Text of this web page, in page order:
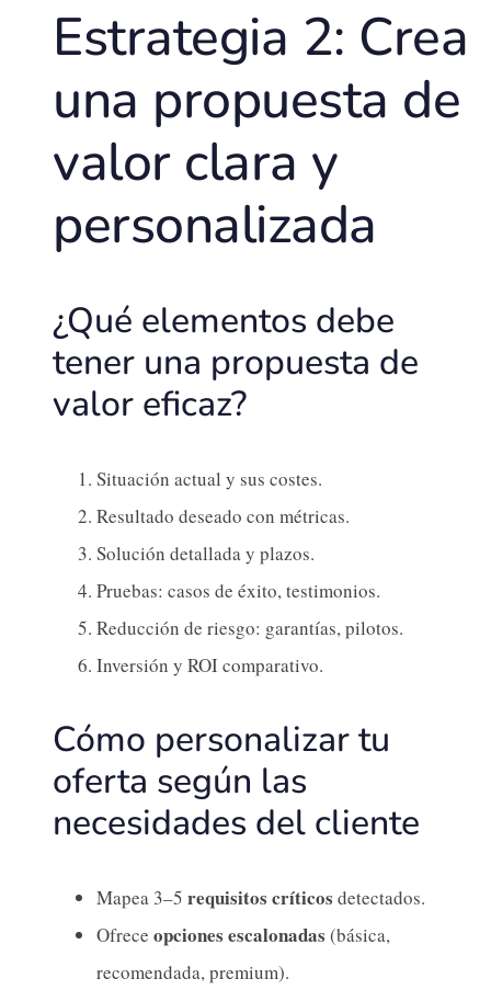
Estrategia 2: Crea
una propuesta de
valor clara y
personalizada
¿Qué elementos debe
tener una propuesta de
valor eficaz?
Situación actual y sus costes.
Resultado deseado con métricas.
Solución detallada y plazos.
Pruebas: casos de éxito, testimonios.
Reducción de riesgo: garantías, pilotos.
Inversión y ROI comparativo.
Cómo personalizar tu
oferta según las
necesidades del cliente
Mapea 3–5 requisitos críticos detectados.
Ofrece opciones escalonadas (básica,
recomendada, premium).